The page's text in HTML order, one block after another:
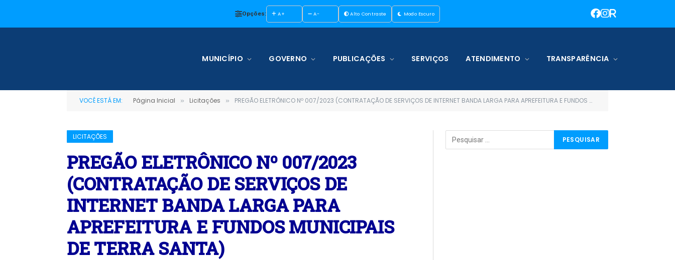
Opções: A+ A- Alto Contraste Modo Escuro
MUNICÍPIO GOVERNO PUBLICAÇÕES SERVIÇOS ATENDIMENTO TRANSPARÊNCIA
VOCÊ ESTÁ EM: Página Inicial » Licitações » PREGÃO ELETRÔNICO Nº 007/2023 (CONTRATAÇÃO DE SERVIÇOS DE INTERNET BANDA LARGA PARA APREFEITURA E FUNDOS MUNICIPAIS DE TERRA SANTA)
LICITAÇÕES
PREGÃO ELETRÔNICO Nº 007/2023
(CONTRATAÇÃO DE SERVIÇOS DE
INTERNET BANDA LARGA PARA
APREFEITURA E FUNDOS MUNICIPAIS
DE TERRA SANTA)